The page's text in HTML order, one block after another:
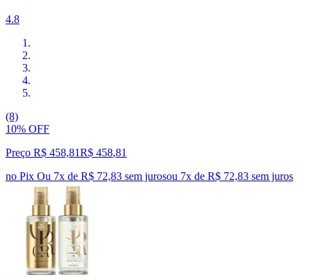
4.8
(8)
10% OFF
Preço R$ 458,81R$ 458,81
no Pix Ou 7x de R$ 72,83 sem jurosou 7x de R$ 72,83 sem juros